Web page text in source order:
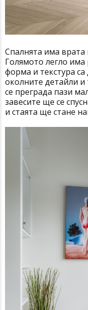
Спалнята има врата
Голямото легло има
форма и текстура
околните детайли и
се преграда пази
завесите ще се
и стаята ще стане